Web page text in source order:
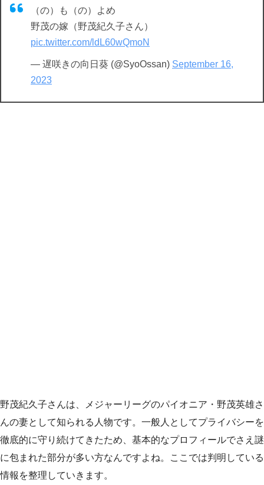
（の）も（の）よめ
野茂の嫁（野茂紀久子さん）
pic.twitter.com/ldL60wQmoN
— 遅咲きの向日葵 (@SyoOssan) September 16,
2023
野茂紀久子さんは、メジャーリーグのパイオニア・野茂英雄さ
んの妻として知られる人物です。一般人としてプライバシーを
徹底的に守り続けてきたため、基本的なプロフィールでさえ謎
に包まれた部分が多い方なんですよね。ここでは判明している
情報を整理していきます。